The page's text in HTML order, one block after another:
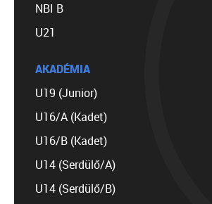
NBI B
U21
AKADÉMIA
U19 (Junior)
U16/A (Kadet)
U16/B (Kadet)
U14 (Serdülő/A)
U14 (Serdülő/B)